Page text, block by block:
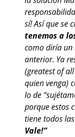
sí! Así que se
tenemos a
como diría un
anterior. Ya
(greatest of
quien venga)
lo de
porque estos
tiene todos
Vale!”